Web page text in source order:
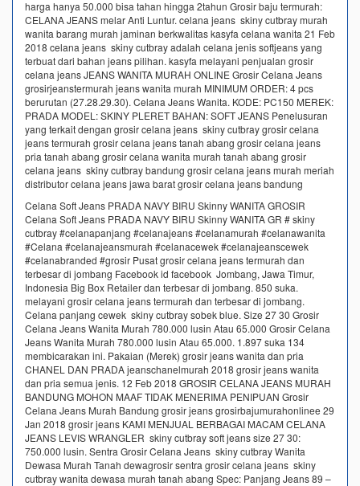
harga hanya 50.000 bisa tahan hingga 2tahun Grosir baju termurah:
CELANA JEANS melar Anti Luntur. celana jeans skiny cutbray murah
wanita barang murah jaminan berkwalitas kasyfa celana wanita 21 Feb
2018 celana jeans skiny cutbray adalah celana jenis softjeans yang
terbuat dari bahan jeans pilihan. kasyfa melayani penjualan grosir
celana jeans JEANS WANITA MURAH ONLINE Grosir Celana Jeans
grosirjeanstermurah jeans wanita murah MINIMUM ORDER: 4 pcs
berurutan (27.28.29.30). Celana Jeans Wanita. KODE: PC150 MEREK:
PRADA MODEL: SKINY PLERET BAHAN: SOFT JEANS Penelusuran
yang terkait dengan grosir celana jeans skiny cutbray grosir celana
jeans termurah grosir celana jeans tanah abang grosir celana jeans
pria tanah abang grosir celana wanita murah tanah abang grosir
celana jeans skiny cutbray bandung grosir celana jeans murah meriah
distributor celana jeans jawa barat grosir celana jeans bandung
Celana Soft Jeans PRADA NAVY BIRU Skinny WANITA GROSIR
Celana Soft Jeans PRADA NAVY BIRU Skinny WANITA GR # skiny
cutbray #celanapanjang #celanajeans #celanamurah #celanawanita
#Celana #celanajeansmurah #celanacewek #celanajeanscewek
#celanabranded #grosir Pusat grosir celana jeans termurah dan
terbesar di jombang Facebook id facebook Jombang, Jawa Timur,
Indonesia Big Box Retailer dan terbesar di jombang. 850 suka.
melayani grosir celana jeans termurah dan terbesar di jombang.
Celana panjang cewek skiny cutbray sobek blue. Size 27 30 Grosir
Celana Jeans Wanita Murah 780.000 lusin Atau 65.000 Grosir Celana
Jeans Wanita Murah 780.000 lusin Atau 65.000. 1.897 suka 134
membicarakan ini. Pakaian (Merek) grosir jeans wanita dan pria
CHANEL DAN PRADA jeanschanelmurah 2018 grosir jeans wanita
dan pria semua jenis. 12 Feb 2018 GROSIR CELANA JEANS MURAH
BANDUNG MOHON MAAF TIDAK MENERIMA PENIPUAN Grosir
Celana Jeans Murah Bandung grosir jeans grosirbajumurahonlinee 29
Jan 2018 grosir jeans KAMI MENJUAL BERBAGAI MACAM CELANA
JEANS LEVIS WRANGLER skiny cutbray soft jeans size 27 30:
750.000 lusin. Sentra Grosir Celana Jeans skiny cutbray Wanita
Dewasa Murah Tanah dewagrosir sentra grosir celana jeans skiny
cutbray wanita dewasa murah tanah abang Spec: Panjang Jeans 89 –